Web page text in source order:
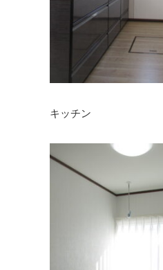
キッチン